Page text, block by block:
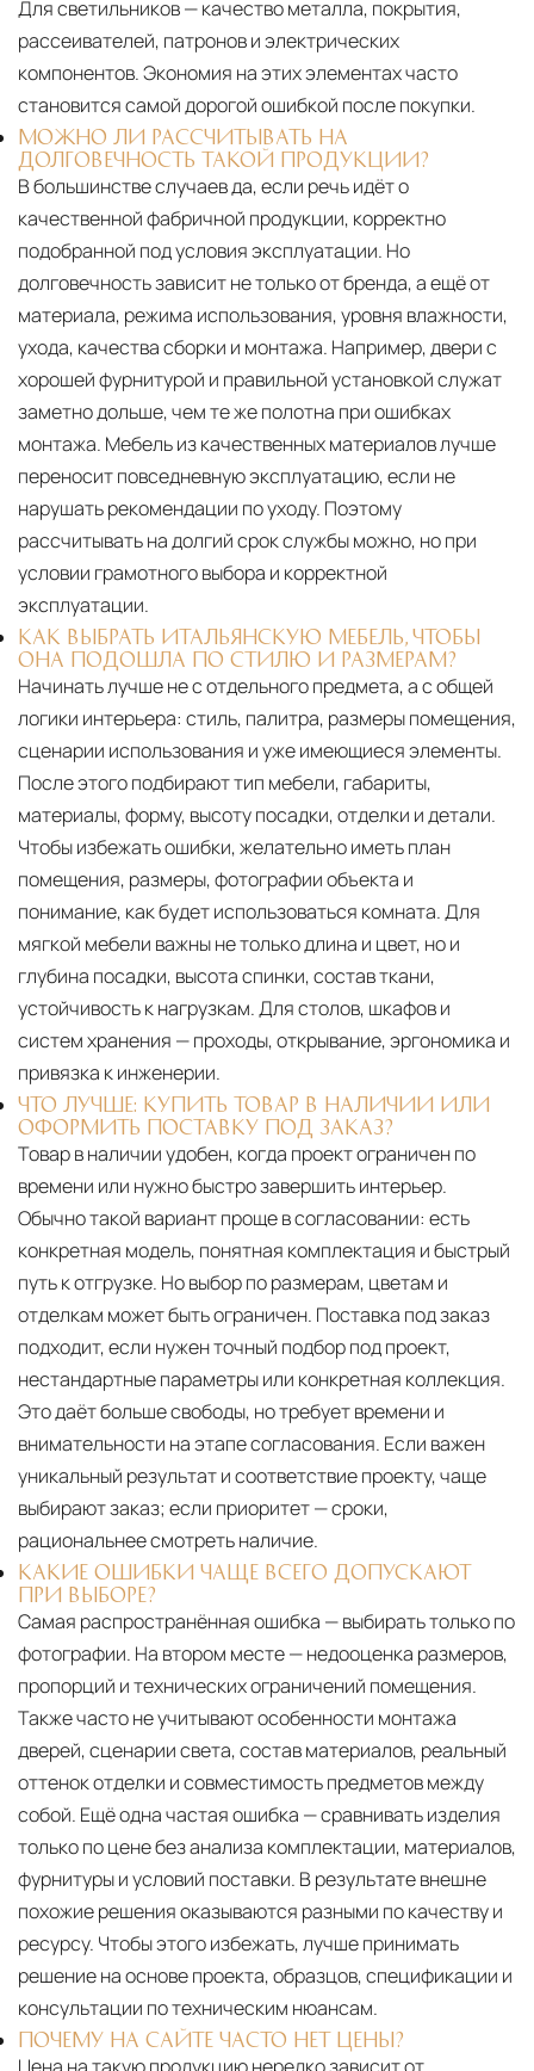
Для светильников — качество металла, покрытия,
рассеивателей, патронов и электрических
компонентов. Экономия на этих элементах часто
становится самой дорогой ошибкой после покупки.
МОЖНО ЛИ РАССЧИТЫВАТЬ НА
ДОЛГОВЕЧНОСТЬ ТАКОЙ ПРОДУКЦИИ?
В большинстве случаев да, если речь идёт о
качественной фабричной продукции, корректно
подобранной под условия эксплуатации. Но
долговечность зависит не только от бренда, а ещё от
материала, режима использования, уровня влажности,
ухода, качества сборки и монтажа. Например, двери с
хорошей фурнитурой и правильной установкой служат
заметно дольше, чем те же полотна при ошибках
монтажа. Мебель из качественных материалов лучше
переносит повседневную эксплуатацию, если не
нарушать рекомендации по уходу. Поэтому
рассчитывать на долгий срок службы можно, но при
условии грамотного выбора и корректной
эксплуатации.
КАК ВЫБРАТЬ ИТАЛЬЯНСКУЮ МЕБЕЛЬ, ЧТОБЫ
ОНА ПОДОШЛА ПО СТИЛЮ И РАЗМЕРАМ?
Начинать лучше не с отдельного предмета, а с общей
логики интерьера: стиль, палитра, размеры помещения,
сценарии использования и уже имеющиеся элементы.
После этого подбирают тип мебели, габариты,
материалы, форму, высоту посадки, отделки и детали.
Чтобы избежать ошибки, желательно иметь план
помещения, размеры, фотографии объекта и
понимание, как будет использоваться комната. Для
мягкой мебели важны не только длина и цвет, но и
глубина посадки, высота спинки, состав ткани,
устойчивость к нагрузкам. Для столов, шкафов и
систем хранения — проходы, открывание, эргономика и
привязка к инженерии.
ЧТО ЛУЧШЕ: КУПИТЬ ТОВАР В НАЛИЧИИ ИЛИ
ОФОРМИТЬ ПОСТАВКУ ПОД ЗАКАЗ?
Товар в наличии удобен, когда проект ограничен по
времени или нужно быстро завершить интерьер.
Обычно такой вариант проще в согласовании: есть
конкретная модель, понятная комплектация и быстрый
путь к отгрузке. Но выбор по размерам, цветам и
отделкам может быть ограничен. Поставка под заказ
подходит, если нужен точный подбор под проект,
нестандартные параметры или конкретная коллекция.
Это даёт больше свободы, но требует времени и
внимательности на этапе согласования. Если важен
уникальный результат и соответствие проекту, чаще
выбирают заказ; если приоритет — сроки,
рациональнее смотреть наличие.
КАКИЕ ОШИБКИ ЧАЩЕ ВСЕГО ДОПУСКАЮТ
ПРИ ВЫБОРЕ?
Самая распространённая ошибка — выбирать только по
фотографии. На втором месте — недооценка размеров,
пропорций и технических ограничений помещения.
Также часто не учитывают особенности монтажа
дверей, сценарии света, состав материалов, реальный
оттенок отделки и совместимость предметов между
собой. Ещё одна частая ошибка — сравнивать изделия
только по цене без анализа комплектации, материалов,
фурнитуры и условий поставки. В результате внешне
похожие решения оказываются разными по качеству и
ресурсу. Чтобы этого избежать, лучше принимать
решение на основе проекта, образцов, спецификации и
консультации по техническим нюансам.
ПОЧЕМУ НА САЙТЕ ЧАСТО НЕТ ЦЕНЫ?